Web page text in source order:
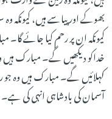
بھوکے اور پیاسے ہیں،
کیونکہ ان پر رحم کیا جائے
خداکو دیکھیں گے۔ مبارک ہیں
کہلائیں گے۔ مبارک ہیں وہ
آسمان کی بادشاہی انہی کی ہے۔